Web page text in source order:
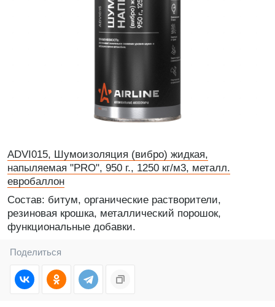
ADVI015, Шумоизоляция (вибро) жидкая,
напыляемая "PRO", 950 г., 1250 кг/м3, металл.
евробаллон
Состав: битум, органические растворители,
резиновая крошка, металлический порошок,
функциональные добавки.
Поделиться